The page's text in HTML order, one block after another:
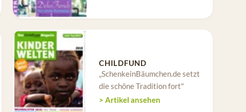
CHILDFUND
„SchenkeinBäumchen.de setzt
die schöne Tradition fort"
> Artikel ansehen